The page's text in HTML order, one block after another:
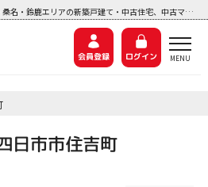
三重県四日市市住吉町｜四日市・亀山・桑名・鈴鹿エリアの新築戸建て・中古住宅、中古マンション、土地探しなら『おうち博士ナビ』
会員登録 ログイン
日市市住吉町